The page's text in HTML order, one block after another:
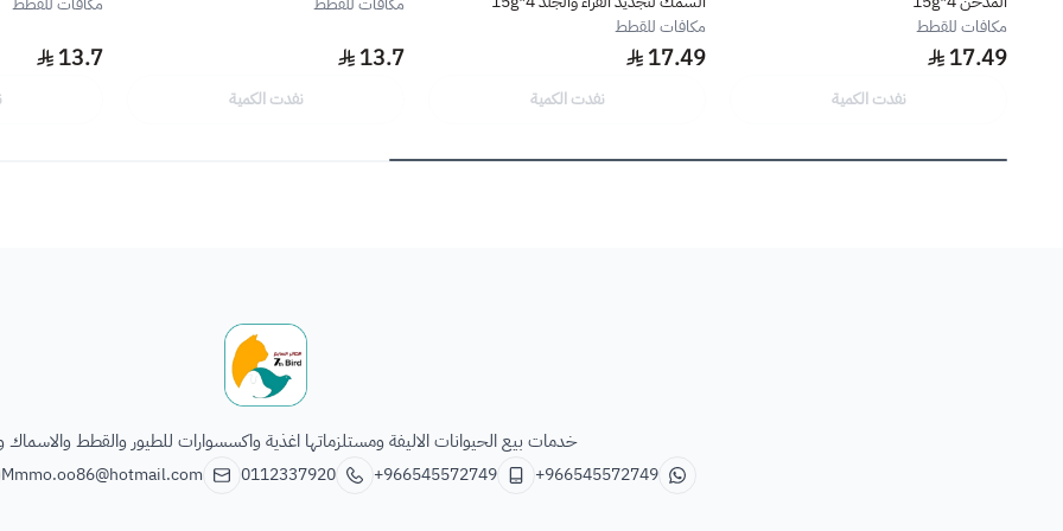
مكافات للقطط
17.49
نفدت الكمية
مكافات للقطط
17.49
نفدت الكمية
13.7
نفدت الكمية
13.7
خدمات بيع الحيوانات الاليفة ومستلزماتها اغذية واكسسوارات للطيور والقطط والاسماك
+966545572749
+966545572749
0112337920
Mmmo.oo86@hotmail.com